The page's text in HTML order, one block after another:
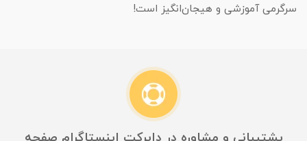
سرگرمی آموزشی و هیجان‌انگیز است!
پشتیبانی و مشاوره در دایرکت اینستاگرام صفحه